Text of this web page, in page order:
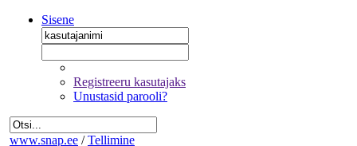
Sisene
Registreeru kasutajaks
Unustasid parooli?
www.snap.ee / Tellimine